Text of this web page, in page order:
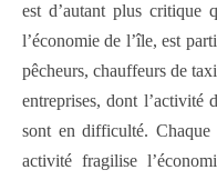
est d’autant plus critique
l’économie de l’île, est
pêcheurs, chauffeurs de
entreprises, dont l’activité
sont en difficulté.
activité fragilise